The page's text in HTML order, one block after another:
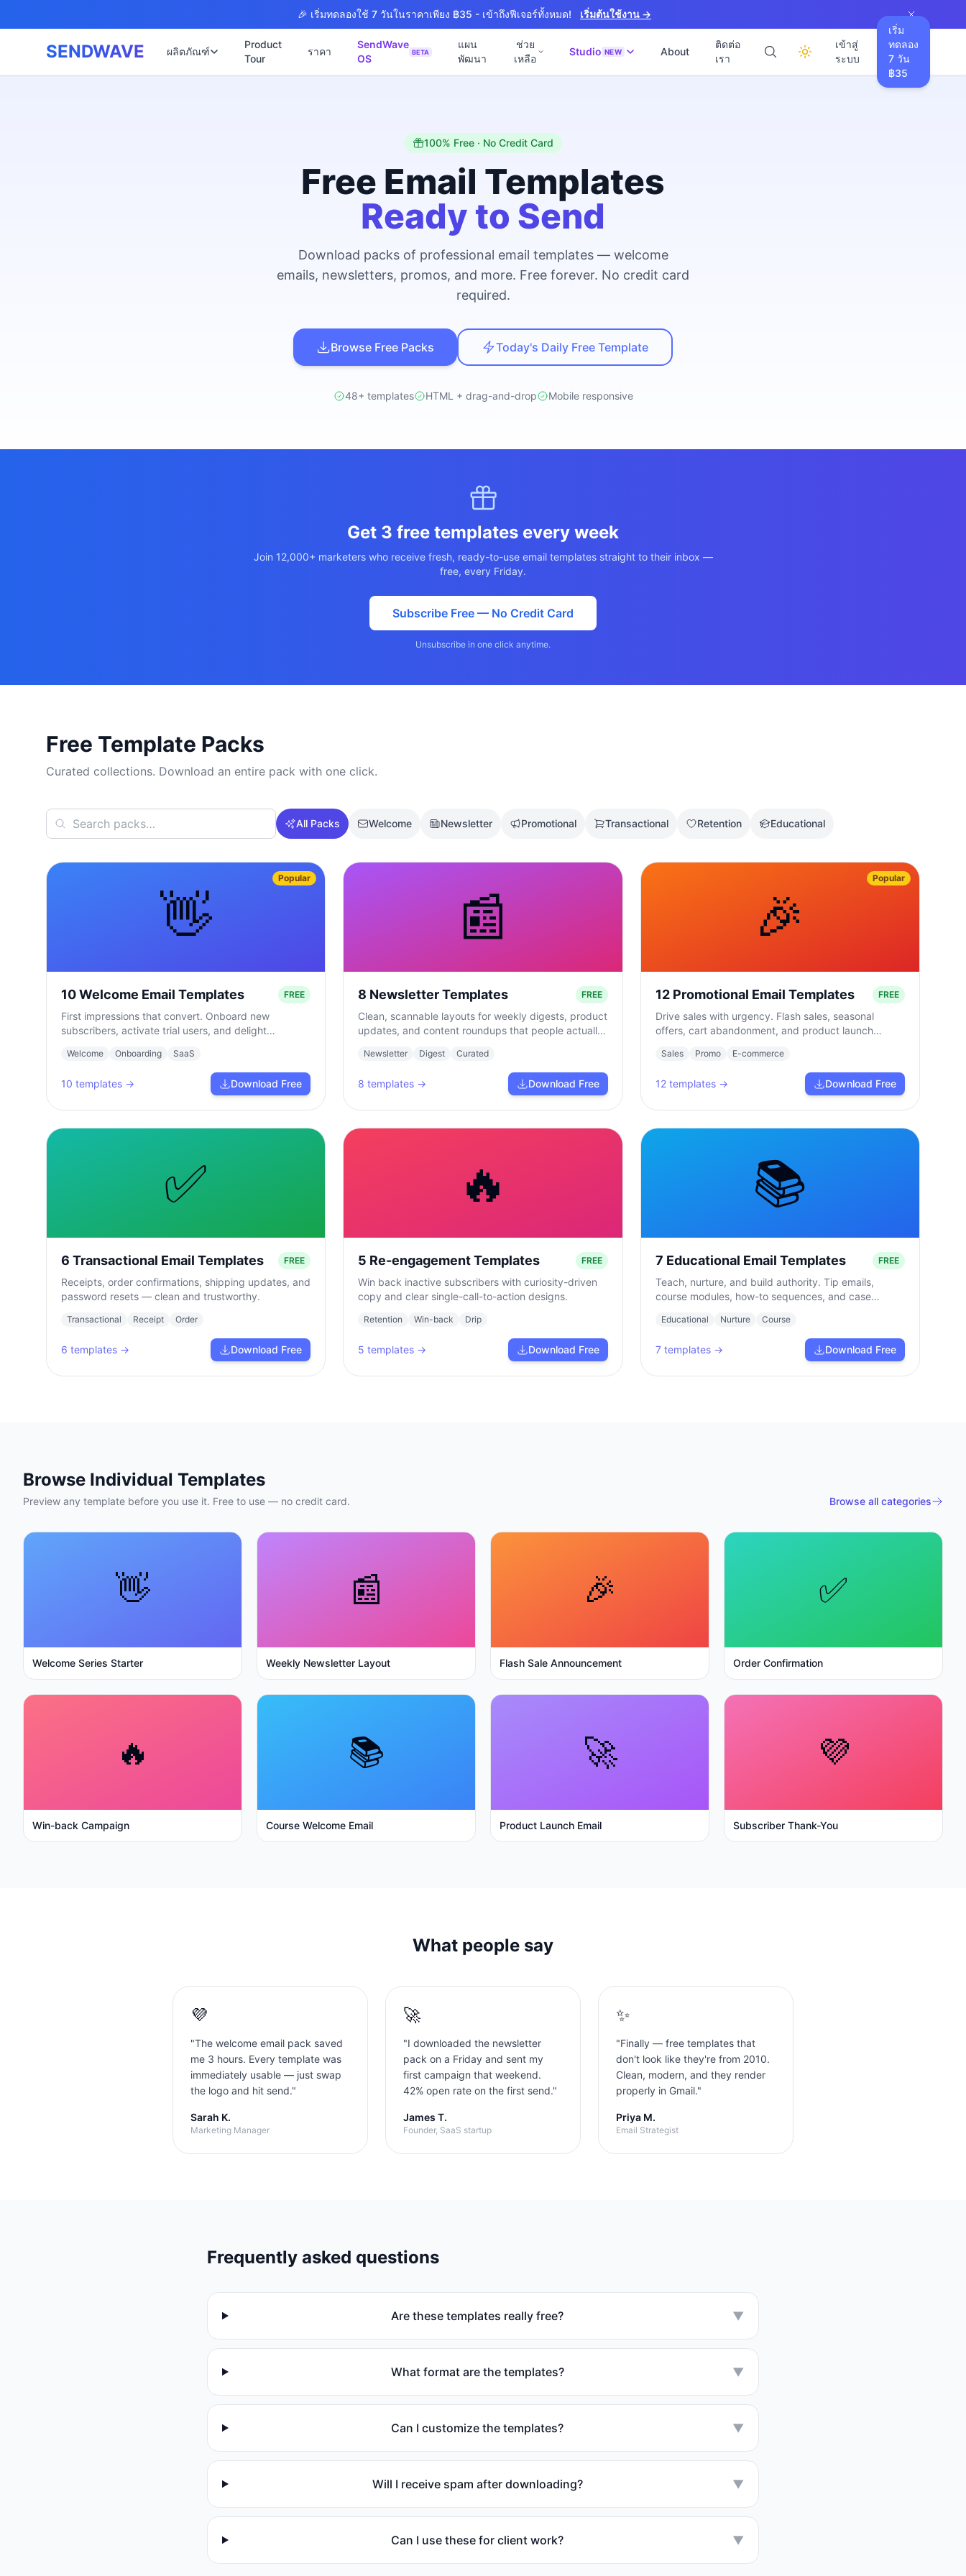
🎉 เริ่มทดลองใช้ 7 วันในราคาเพียง ฿35 - เข้าถึงฟีเจอร์ทั้งหมด! เริ่มต้นใช้งาน →
SENDWAVE ผลิตภัณฑ์
Product
Tour
ราคา
SendWave
OS
BETA
แผน
พัฒนา
ช่วย
เหลือ
📝
Studio NEW
พร้อมระบบนัดหมายออนไลน์
เว็บไซต์สองภาษา
Thai-English สำหรับ Export
เว็บไซต์โลจิสติกส์ NEW
Logistics & Transportation
Chatbot + Lead อัตโนมัติ
ปรึกษาฟรี
About
ติดต่อ
เรา
เข้าสู่
ระบบ
เริ่ม
ทดลอง
7 วัน
฿35
100% Free · No Credit Card
Free Email Templates
Ready to Send
Download packs of professional email templates — welcome
emails, newsletters, promos, and more. Free forever. No credit card
required.
Browse Free Packs Today's Daily Free Template
48+ templates HTML + drag-and-drop Mobile responsive
Get 3 free templates every week
Join 12,000+ marketers who receive fresh, ready-to-use email templates straight to their inbox —
free, every Friday.
Subscribe Free — No Credit Card
Unsubscribe in one click anytime.
Free Template Packs
Curated collections. Download an entire pack with one click.
All Packs Welcome Newsletter Promotional Transactional Retention Educational
👋
Popular
10 Welcome Email Templates FREE
First impressions that convert. Onboard new
subscribers, activate trial users, and delight
Welcome Onboarding SaaS
10 templates → Download Free
📰
8 Newsletter Templates FREE
Clean, scannable layouts for weekly digests, product
updates, and content roundups that people actually
Newsletter Digest Curated
8 templates → Download Free
🎉
Popular
12 Promotional Email Templates FREE
Drive sales with urgency. Flash sales, seasonal
offers, cart abandonment, and product launch
Sales Promo E-commerce
12templates → Download Free
✅
6 Transactional Email Templates FREE
Receipts, order confirmations, shipping updates, and
password resets — clean and trustworthy.
Transactional Receipt Order
6 templates → Download Free
🔥
5 Re-engagement Templates FREE
Win back inactive subscribers with curiosity-driven
copy and clear single-call-to-action designs.
Retention Win-back Drip
5 templates → Download Free
📚
7 Educational Email Templates FREE
Teach, nurture, and build authority. Tip emails,
course modules, how-to sequences, and case
Educational Nurture Course
7templates → Download Free
Browse Individual Templates
Preview any template before you use it. Free to use — no credit card. Browse all categories
👋
Welcome Series Starter
📰
Weekly Newsletter Layout
🎉
Flash Sale Announcement
✅
Order Confirmation
🔥
Win-back Campaign
📚
Course Welcome Email
🚀
Product Launch Email
💜
Subscriber Thank-You
What people say
💜
"The welcome email pack saved
me 3 hours. Every template was
immediately usable — just swap
the logo and hit send."
Sarah K.
Marketing Manager
🚀
"I downloaded the newsletter
pack on a Friday and sent my
first campaign that weekend.
42% open rate on the first send."
James T.
Founder, SaaS startup
✨
"Finally — free templates that
don't look like they're from 2010.
Clean, modern, and they render
properly in Gmail."
Priya M.
Email Strategist
Frequently asked questions
Are these templates really free? ▼
What format are the templates? ▼
Can I customize the templates? ▼
Will I receive spam after downloading? ▼
Can I use these for client work? ▼